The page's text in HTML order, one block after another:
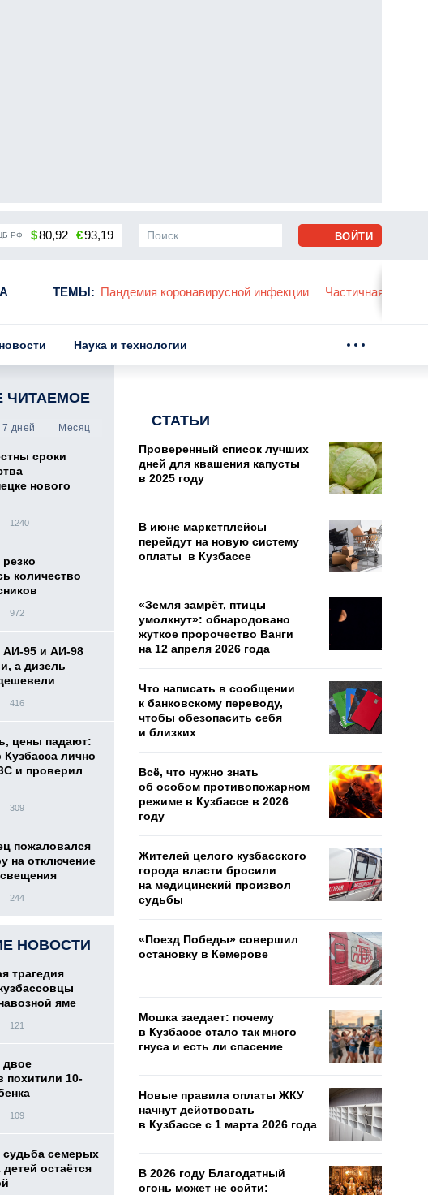
РФ $80,92 €93,19
ТЕМЫ:
Кузбасса Пандемия коронавирусной инфекции Частичная
ВОЙТИ
Наука и технологии
ЧИТАЕМОЕ
7 дней Месяц
сроки
нового
1240
количество
972
АИ-95 и АИ-98
а дизель
416
цены падают:
Кузбасса лично
и проверил
309
пожаловался
на отключение
244
НОВОСТИ
трагедия
яме
121
двое
похитили 10-
109
судьба семерых
остаётся
СТАТЬИ
Проверенный список лучших
дней для квашения капусты
в 2025 году
В июне маркетплейсы
перейдут на новую систему
оплаты в Кузбассе
«Земля замрёт, птицы
умолкнут»: обнародовано
жуткое пророчество Ванги
на 12 апреля 2026 года
Что написать в сообщении
к банковскому переводу,
чтобы обезопасить себя
и близких
Всё, что нужно знать
об особом противопожарном
режиме в Кузбассе в 2026
году
Жителей целого кузбасского
города власти бросили
на медицинский произвол
судьбы
«Поезд Победы» совершил
остановку в Кемерове
Мошка заедает: почему
в Кузбассе стало так много
гнуса и есть ли спасение
Новые правила оплаты ЖКУ
начнут действовать
в Кузбассе с 1 марта 2026 года
В 2026 году Благодатный
огонь может не сойти: